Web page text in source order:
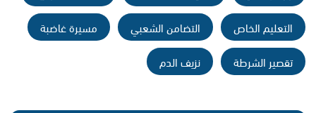
التعليم الخاص
التضامن الشعبي
مسيرة غاضبة
تقصير الشرطة
نزيف الدم